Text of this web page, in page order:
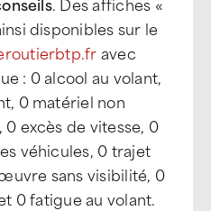
disponibles sur le
avec
: 0 alcool au volant,
0 matériel non
excès de vitesse, 0
véhicules, 0 trajet
sans visibilité, 0
0 fatigue au volant.